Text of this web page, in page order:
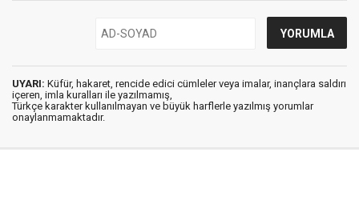
UYARI: Küfür, hakaret, rencide edici cümleler veya imalar, inançlara saldırı
içeren, imla kuralları ile yazılmamış,
Türkçe karakter kullanılmayan ve büyük harflerle yazılmış yorumlar
onaylanmamaktadır.